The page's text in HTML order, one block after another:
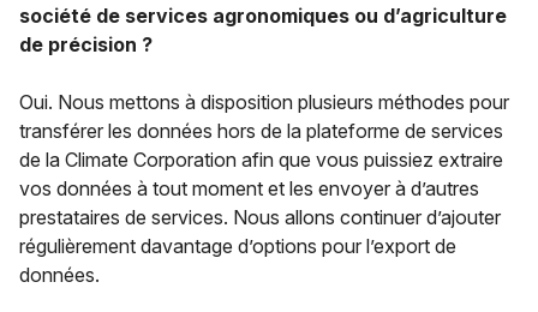
société de services agronomiques ou d’agriculture
de précision ?
Oui. Nous mettons à disposition plusieurs méthodes pour
transférer les données hors de la plateforme de services
de la Climate Corporation afin que vous puissiez extraire
vos données à tout moment et les envoyer à d’autres
prestataires de services. Nous allons continuer d’ajouter
régulièrement davantage d’options pour l’export de
données.